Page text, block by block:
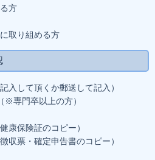
方
取り組める方
入して頂くか郵送して記入）
※専門卒以上の方）
康保険証のコピー）
収票・確定申告書のコピー）